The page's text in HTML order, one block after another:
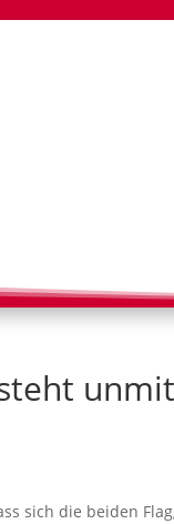
sich die beiden